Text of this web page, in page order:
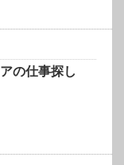
の仕事探し